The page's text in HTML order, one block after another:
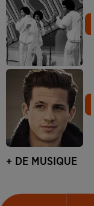
+ DE MUSIQUE